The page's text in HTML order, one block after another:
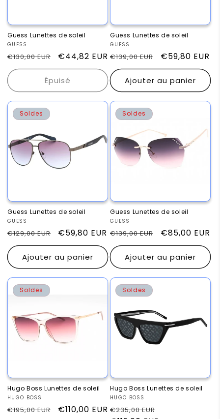
Guess Lunettes de soleil
Fournisseur :
GUESS
Prix
habituel
€130,00 EUR
Prix
promotionnel
€44,82 EUR
Épuisé
Guess Lunettes de soleil
Fournisseur :
GUESS
Prix
habituel
€139,00 EUR
Prix
promotionnel
€59,80 EUR
Ajouter au panier
Soldes
Guess Lunettes de soleil
Fournisseur :
GUESS
Prix
habituel
€129,00 EUR
Prix
promotionnel
€59,80 EUR
Ajouter au panier
Soldes
Guess Lunettes de soleil
Fournisseur :
GUESS
Prix
habituel
€139,00 EUR
Prix
promotionnel
€85,00 EUR
Ajouter au panier
Soldes
Hugo Boss Lunettes de soleil
Fournisseur :
HUGO BOSS
Prix
€195,00 EUR
Prix
€110,00 EUR
Soldes
Hugo Boss Lunettes de soleil
Fournisseur :
HUGO BOSS
Prix
€235,00 EUR